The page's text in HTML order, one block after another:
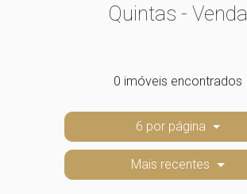
Quintas - Venda
0 imóveis encontrados
6 por página
Mais recentes